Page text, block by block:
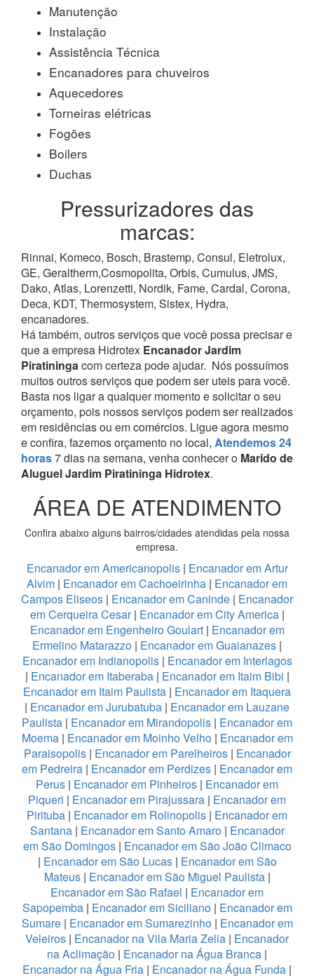
Manutenção
Instalação
Assistência Técnica
Encanadores para chuveiros
Aquecedores
Torneiras elétricas
Fogões
Boilers
Duchas
Pressurizadores das
marcas:
Rinnai, Komeco, Bosch, Brastemp, Consul, Eletrolux,
GE, Geraltherm,Cosmopolita, Orbis, Cumulus, JMS,
Dako, Atlas, Lorenzetti, Nordik, Fame, Cardal, Corona,
Deca, KDT, Thermosystem, Sistex, Hydra,
encanadores.
Há também, outros serviços que você possa precisar e
que a empresa Hidrotex Encanador Jardim
Piratiningacom certeza pode ajudar. Nós possuímos
muitos outros serviços que podem ser uteis para você.
Basta nos ligar a qualquer momento e solicitar o seu
orçamento, pois nossos serviços podem ser realizados
em residências ou em comércios. Ligue agora mesmo
e confira, fazemos orçamento no local, Atendemos 24
horas7 dias na semana, venha conhecer o Marido de
Aluguel Jardim Piratininga Hidrotex.
ÁREA DE ATENDIMENTO
Confira abaixo alguns bairros/cidades atendidas pela nossa
empresa.
Encanador em Americanopolis | Encanador em Artur
Alvim | Encanador em Cachoeirinha | Encanador em
Campos Eliseos | Encanador em Caninde | Encanador
em Cerqueira Cesar| Encanador em City America |
Encanador em Engenheiro Goulart | Encanador em
Ermelino Matarazzo | Encanador em Guaianazes |
Encanador em Indianopolis| Encanador em Interlagos
| Encanador em Itaberaba| Encanador em Itaim Bibi |
Encanador em Itaim Paulista | Encanador em Itaquera
| Encanador em Jurubatuba | Encanador em Lauzane
Paulista | Encanador em Mirandopolis | Encanador em
Moema| Encanador em Moinho Velho | Encanador em
Paraisopolis| Encanador em Parelheiros| Encanador
em Pedreira | Encanador em Perdizes | Encanador em
Perus | Encanador em Pinheiros | Encanador em
Piqueri | Encanador em Pirajussara | Encanador em
Pirituba | Encanador em Rolinopolis | Encanador em
Santana| Encanador em Santo Amaro| Encanador
em São Domingos| Encanador em São João Climaco
| Encanador em São Lucas| Encanador em São
Mateus | Encanador em São Miguel Paulista|
Encanador em São Rafael | Encanador em
Sapopemba | Encanador em Siciliano| Encanador em
Sumare| Encanador em Sumarezinho| Encanador em
Veleiros | Encanador na Vila Maria Zelia | Encanador
na Aclimação | Encanador na Água Branca |
Encanador na Água Fria | Encanador na Água Funda |